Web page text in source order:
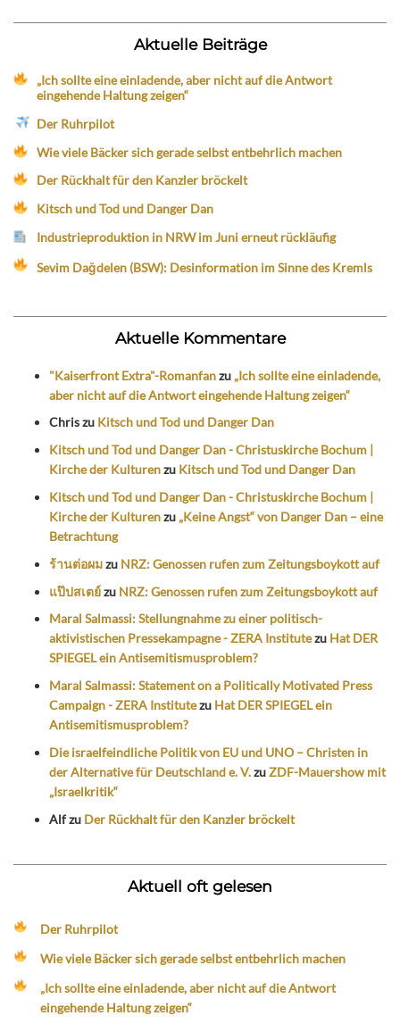
Aktuelle Beiträge
„Ich sollte eine einladende, aber nicht auf die Antwort
eingehende Haltung zeigen“
Der Ruhrpilot
Wie viele Bäcker sich gerade selbst entbehrlich machen
Der Rückhalt für den Kanzler bröckelt
Kitsch und Tod und Danger Dan
Industrieproduktion in NRW im Juni erneut rückläufig
Sevim Dağdelen (BSW): Desinformation im Sinne des Kremls
Aktuelle Kommentare
"Kaiserfront Extra"-Romanfanzu „Ich sollte eine einladende,
aber nicht auf die Antwort eingehende Haltung zeigen“
Chriszu Kitsch und Tod und Danger Dan
Kitsch und Tod und Danger Dan - Christuskirche Bochum |
Kirche der Kulturenzu Kitsch und Tod und Danger Dan
Kitsch und Tod und Danger Dan - Christuskirche Bochum |
Kirche der Kulturenzu „Keine Angst“ von Danger Dan – eine
Betrachtung
ร้านต่อผมzu NRZ: Genossen rufen zum Zeitungsboykott auf
แป๊ปสเตย์zu NRZ: Genossen rufen zum Zeitungsboykott auf
Maral Salmassi: Stellungnahme zu einer politisch-
aktivistischen Pressekampagne - ZERA Institutezu Hat DER
SPIEGEL ein Antisemitismusproblem?
Maral Salmassi: Statement on a Politically Motivated Press
Campaign - ZERA Institutezu Hat DER SPIEGEL ein
Antisemitismusproblem?
Die israelfeindliche Politik von EU und UNO – Christen in
der Alternative für Deutschland e. V.zuZDF-Mauershow mit
„Israelkritik“
Alfzu Der Rückhalt für den Kanzler bröckelt
Aktuell oft gelesen
Der Ruhrpilot
Wie viele Bäcker sich gerade selbst entbehrlich machen
„Ich sollte eine einladende, aber nicht auf die Antwort
eingehende Haltung zeigen“